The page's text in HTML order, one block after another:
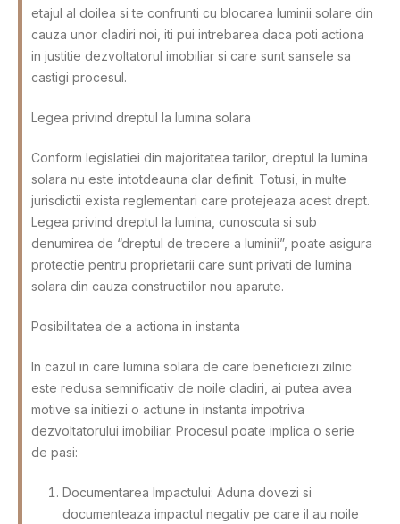
etajul al doilea si te confrunti cu blocarea luminii solare din
cauza unor cladiri noi, iti pui intrebarea daca poti actiona
in justitie dezvoltatorul imobiliar si care sunt sansele sa
castigi procesul.
Legea privind dreptul la lumina solara
Conform legislatiei din majoritatea tarilor, dreptul la lumina
solara nu este intotdeauna clar definit. Totusi, in multe
jurisdictii exista reglementari care protejeaza acest drept.
Legea privind dreptul la lumina, cunoscuta si sub
denumirea de “dreptul de trecere a luminii”, poate asigura
protectie pentru proprietarii care sunt privati de lumina
solara din cauza constructiilor nou aparute.
Posibilitatea de a actiona in instanta
In cazul in care lumina solara de care beneficiezi zilnic
este redusa semnificativ de noile cladiri, ai putea avea
motive sa initiezi o actiune in instanta impotriva
dezvoltatorului imobiliar. Procesul poate implica o serie
de pasi:
Documentarea Impactului: Aduna dovezi si
documenteaza impactul negativ pe care il au noile